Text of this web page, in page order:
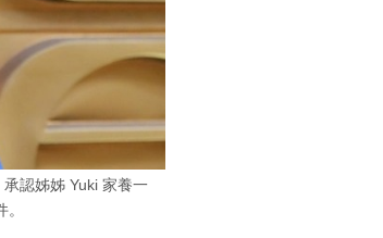
認姊姊 Yuki 家養一